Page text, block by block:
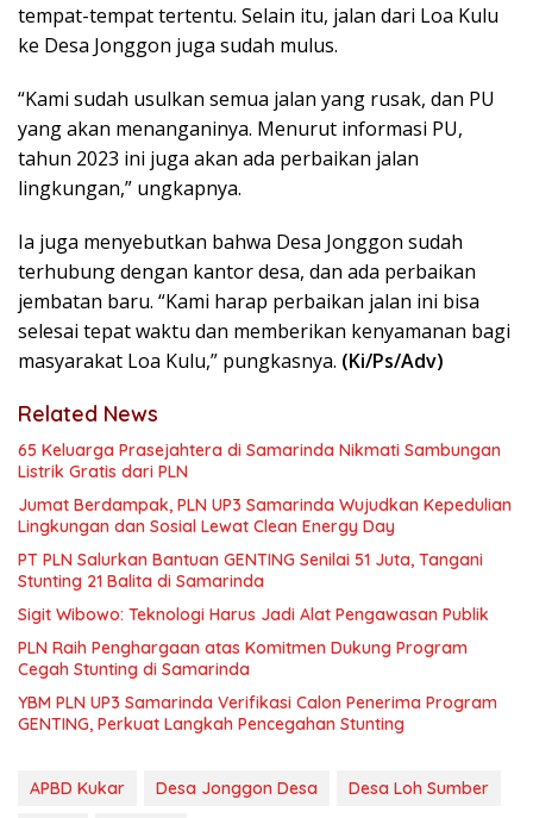
tempat-tempat tertentu. Selain itu, jalan dari Loa Kulu
ke Desa Jonggon juga sudah mulus.
“Kami sudah usulkan semua jalan yang rusak, dan PU
yang akan menanganinya. Menurut informasi PU,
tahun 2023 ini juga akan ada perbaikan jalan
lingkungan,” ungkapnya.
Ia juga menyebutkan bahwa Desa Jonggon sudah
terhubung dengan kantor desa, dan ada perbaikan
jembatan baru. “Kami harap perbaikan jalan ini bisa
selesai tepat waktu dan memberikan kenyamanan bagi
masyarakat Loa Kulu,” pungkasnya. (Ki/Ps/Adv)
Related News
65 Keluarga Prasejahtera di Samarinda Nikmati Sambungan
Listrik Gratis dari PLN
Jumat Berdampak, PLN UP3 Samarinda Wujudkan Kepedulian
Lingkungan dan Sosial Lewat Clean Energy Day
PT PLN Salurkan Bantuan GENTING Senilai 51 Juta, Tangani
Stunting 21 Balita di Samarinda
Sigit Wibowo: Teknologi Harus Jadi Alat Pengawasan Publik
PLN Raih Penghargaan atas Komitmen Dukung Program
Cegah Stunting di Samarinda
YBM PLN UP3 Samarinda Verifikasi Calon Penerima Program
GENTING, Perkuat Langkah Pencegahan Stunting
APBD Kukar Desa Jonggon Desa
Desa Loh Sumber